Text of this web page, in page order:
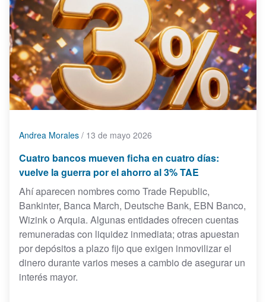
Andrea Morales / 13 de mayo 2026
Cuatro bancos mueven ficha en cuatro días:
vuelve la guerra por el ahorro al 3% TAE
Ahí aparecen nombres como Trade Republic,
Bankinter, Banca March, Deutsche Bank, EBN Banco,
Wizink o Arquia. Algunas entidades ofrecen cuentas
remuneradas con liquidez inmediata; otras apuestan
por depósitos a plazo fijo que exigen inmovilizar el
dinero durante varios meses a cambio de asegurar un
interés mayor.